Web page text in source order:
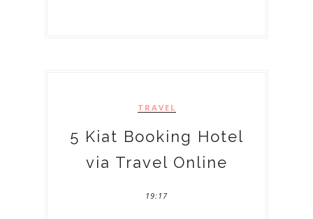
TRAVEL
5 Kiat Booking Hotel
via Travel Online
19:17